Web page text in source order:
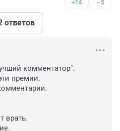
+14 –5
ответов
комментатор".
премии.
врать.